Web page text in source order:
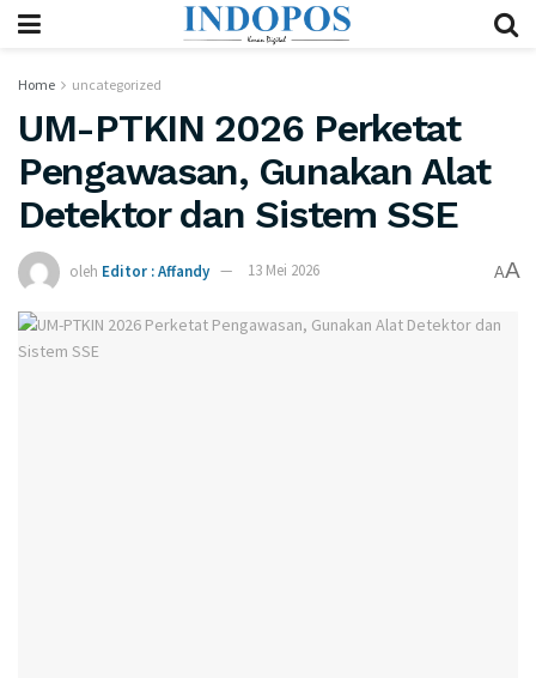
Home uncategorized
UM-PTKIN 2026 Perketat
Pengawasan, Gunakan Alat
Detektor dan Sistem SSE
oleh Editor : Affandy 13 Mei 2026 AA